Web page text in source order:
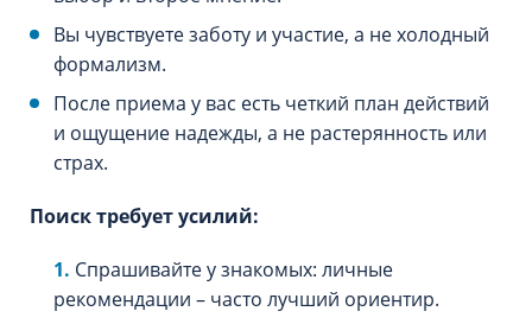
Вы чувствуете заботу и участие, а не холодный
формализм.
После приема у вас есть четкий план действий
и ощущение надежды, а не растерянность или
страх.
Поиск требует усилий:
Спрашивайте у знакомых: личные
рекомендации – часто лучший ориентир.